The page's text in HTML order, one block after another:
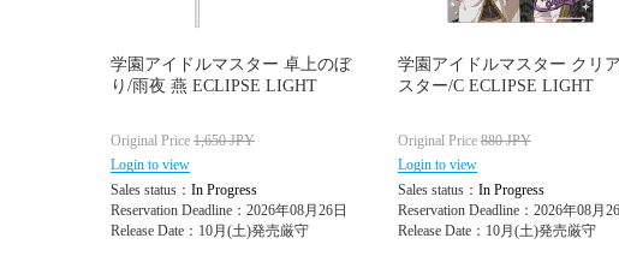
学園アイドルマスター 卓上のぼ
り/雨夜 燕 ECLIPSE LIGHT
Original Price 1,650JPY
Login to view
Sales status： In Progress
Reservation Deadline：2026年08月26日
Release Date：10月(土)発売厳守
学園アイドルマスター クリ
スター/C ECLIPSE LIGHT
Original Price 880JPY
Login to view
Sales status： In Progress
Reservation Deadline：2026年08月
Release Date：10月(土)発売厳守